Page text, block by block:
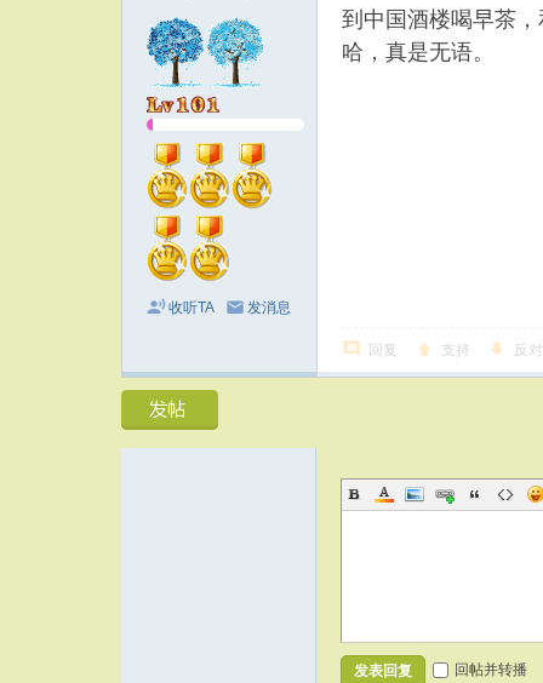
收听TA 发消息
到中国酒楼喝早茶
哈，真是无语。
回复 支持 反对
发表回复 回帖并转播